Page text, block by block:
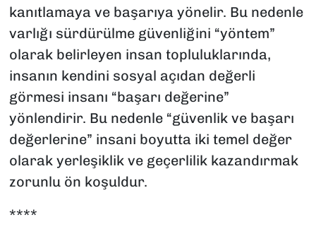
kanıtlamaya ve başarıya yönelir. Bu nedenle
varlığı sürdürülme güvenliğini “yöntem”
olarak belirleyen insan topluluklarında,
insanın kendini sosyal açıdan değerli
görmesi insanı “başarı değerine”
yönlendirir. Bu nedenle “güvenlik ve başarı
değerlerine” insani boyutta iki temel değer
olarak yerleşiklik ve geçerlilik kazandırmak
zorunlu ön koşuldur.
****